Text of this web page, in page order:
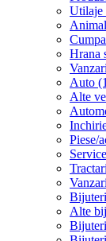
Utilaje
Hrana
Vanzari
Auto
Alte
Piese/
Vanzari
Alte